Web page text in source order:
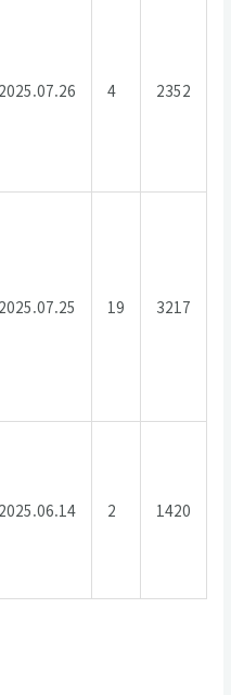
2025.07.26 4 2352
2025.07.25 19 3217
2025.06.14 2 1420